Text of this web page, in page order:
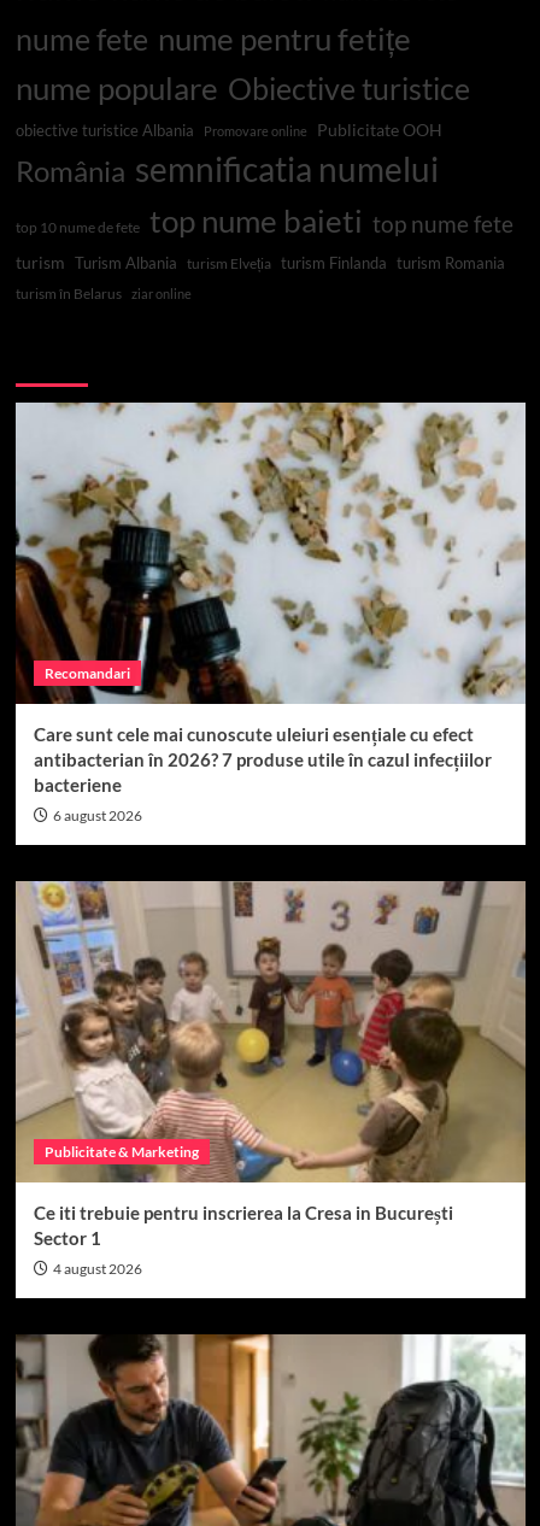
nume fete nume pentru fetițe
nume populare Obiective turistice
obiective turistice Albania Promovare online Publicitate OOH
România semnificatia numelui
top 10 nume de fete top nume baieti top nume fete
turism Turism Albania turism Elveția turism Finlanda turism Romania
turism în Belarus ziar online
Recomandari
Care sunt cele mai cunoscute uleiuri esențiale cu efect
antibacterian în 2026? 7 produse utile în cazul infecțiilor
bacteriene
6 august 2026
Publicitate & Marketing
Ce iti trebuie pentru inscrierea la Cresa in București
Sector 1
4 august 2026